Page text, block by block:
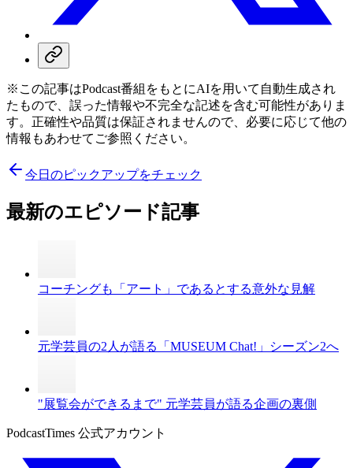
※この記事はPodcast番組をもとにAIを用いて自動生成され
たもので、誤った情報や不完全な記述を含む可能性がありま
す。正確性や品質は保証されませんので、必要に応じて他の
情報もあわせてご参照ください。
今日のピックアップをチェック
最新のエピソード記事
コーチングも「アート」であるとする意外な見解
元学芸員の2人が語る「MUSEUM Chat!」シーズン2へ
"展覧会ができるまで" 元学芸員が語る企画の裏側
PodcastTimes 公式アカウント